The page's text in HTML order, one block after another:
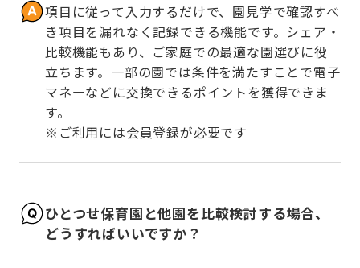
項目に従って入力するだけで、園見学で確認すべ
き項目を漏れなく記録できる機能です。シェア・
比較機能もあり、ご家庭での最適な園選びに役
立ちます。一部の園では条件を満たすことで電子
マネーなどに交換できるポイントを獲得できま
す。
※ご利用には会員登録が必要です
ひとつせ保育園と他園を比較検討する場合、
どうすればいいですか？